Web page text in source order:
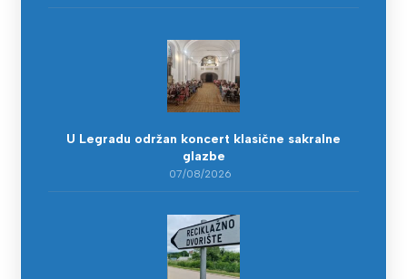
U Legradu održan koncert klasične sakralne
glazbe
07/08/2026